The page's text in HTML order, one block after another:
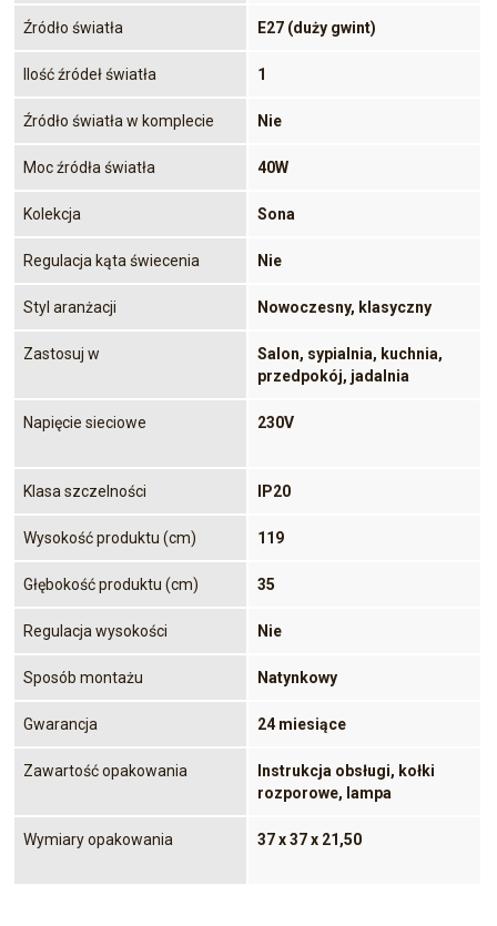
Źródło światła E27 (duży gwint)
Ilość źródeł światła 1
Źródło światła w komplecie Nie
Moc źródła światła 40W
Kolekcja Sona
Regulacja kąta świecenia Nie
Styl aranżacji Nowoczesny, klasyczny
Zastosuj w
Salon, sypialnia, kuchnia,
przedpokój, jadalnia
Napięcie sieciowe 230V
Klasa szczelności IP20
Wysokość produktu (cm) 119
Głębokość produktu (cm) 35
Regulacja wysokości Nie
Sposób montażu Natynkowy
Gwarancja 24 miesiące
Zawartość opakowania
Instrukcja obsługi, kołki
rozporowe, lampa
Wymiary opakowania 37 x 37 x 21,50